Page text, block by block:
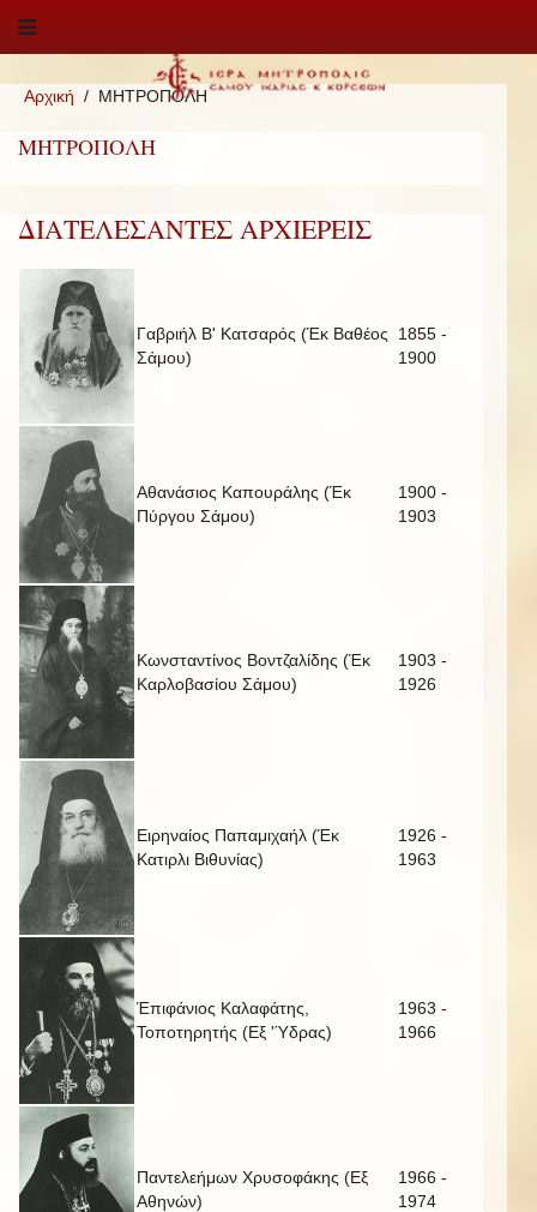
Αρχική ΜΗΤΡΟΠΟΛΗ
ΜΗΤΡΟΠΟΛΗ
ΔΙΑΤΕΛΕΣΑΝΤΕΣ ΑΡΧΙΕΡΕΙΣ
Γαβριήλ Β' Κατσαρός (Έκ Βαθέος
Σάμου)
1855 -
1900
Αθανάσιος Καπουράλης (Έκ
Πύργου Σάμου)
1900 -
1903
Κωνσταντίνος Βοντζαλίδης (Έκ
Καρλοβασίου Σάμου)
1903 -
1926
Ειρηναίος Παπαμιχαήλ (Έκ
Κατιρλι Βιθυνίας)
1926 -
1963
Έπιφάνιος Καλαφάτης,
Τοποτηρητής (Εξ 'Ύδρας)
1963 -
1966
Παντελεήμων Χρυσοφάκης (Εξ
Αθηνών)
1966 -
1974